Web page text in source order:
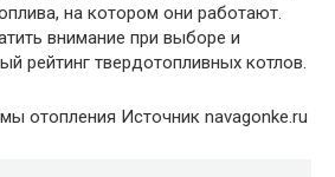
на котором они работают.
внимание при выборе и
рейтинг твердотопливных котлов.
отопления Источник navagonke.ru